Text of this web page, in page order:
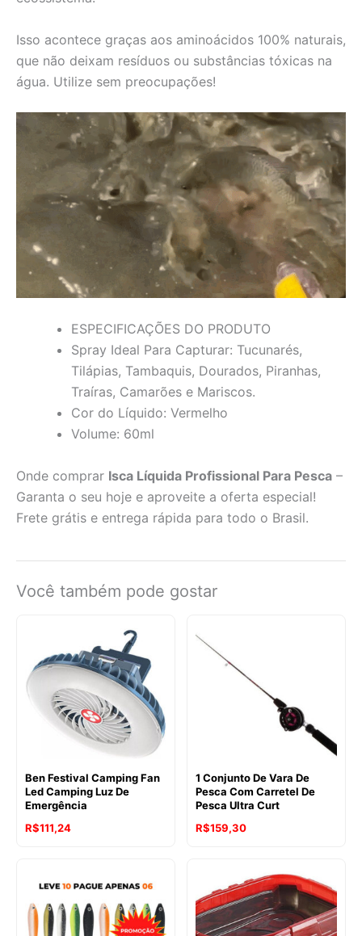
Isso acontece graças aos aminoácidos 100% naturais,
que não deixam resíduos ou substâncias tóxicas na
água. Utilize sem preocupações!
ESPECIFICAÇÕES DO PRODUTO
Spray Ideal Para Capturar: Tucunarés,
Tilápias, Tambaquis, Dourados, Piranhas,
Traíras, Camarões e Mariscos.
Cor do Líquido: Vermelho
Volume: 60ml
Onde comprar Isca Líquida Profissional Para Pesca –
Garanta o seu hoje e aproveite a oferta especial!
Frete grátis e entrega rápida para todo o Brasil.
Você também pode gostar
Ben Festival Camping Fan
Led Camping Luz De
Emergência
R$111,24
1 Conjunto De Vara De
Pesca Com Carretel De
Pesca Ultra Curt
R$159,30